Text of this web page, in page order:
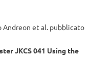
Andreon et al. pubblicato
JKCS 041 Using the